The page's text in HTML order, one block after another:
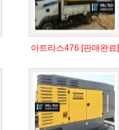
아트라스476 [판매완료]